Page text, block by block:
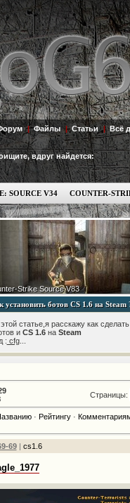
| Файлы | Статьи | Всё
вдруг найдется:
SOURCE V34 COUNTER-
Strike Source V83
установить ботов СS 1.6 на Steam
статье,я расскажу как
и CS 1.6на Steam
: cfg...
Страницы:
· Рейтингу·
69| cs1.6